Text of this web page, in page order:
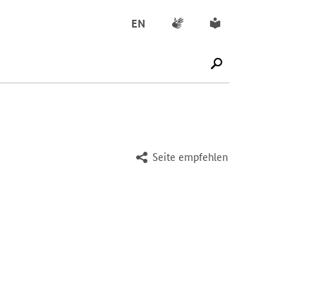
SUCHE STARTEN
EN Gebärdensprache
Leichte Sprache
Seite empfehlen